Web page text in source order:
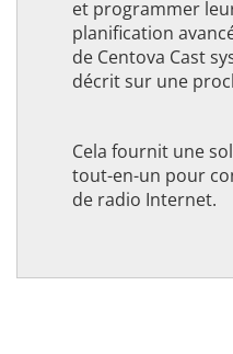
et programmer
planification
de Centova Cast
décrit sur une
Cela fournit une
tout-en-un pour
de radio Internet.